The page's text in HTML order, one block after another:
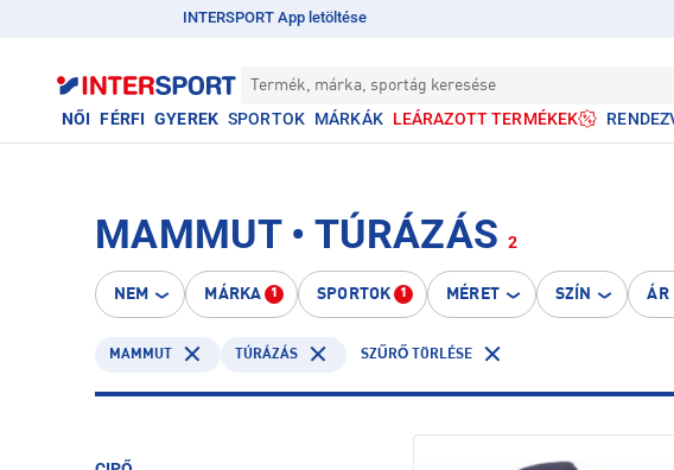
INTERSPORT App letöltése
Termék, márka, sportág keresése
NŐI FÉRFI GYEREK SPORTOK MÁRKÁK LEÁRAZOTT TERMÉKEK
MAMMUT • TÚRÁZÁS 2
NEM MÁRKA 1 SPORTOK 1 MÉRET SZÍN ÁR
MAMMUT TÚRÁZÁS SZŰRŐ TÖRLÉSE